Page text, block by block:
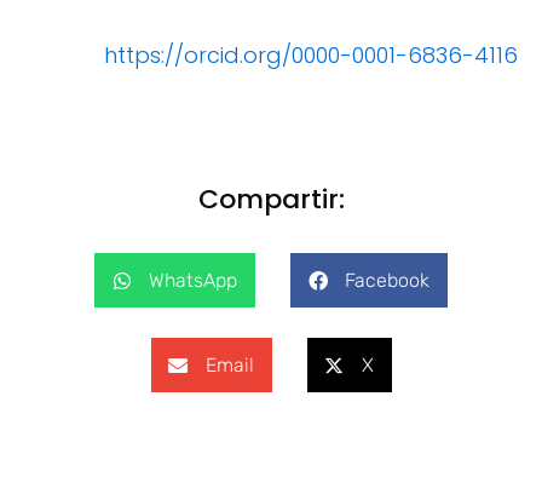
https://orcid.org/0000-0001-6836-4116
Compartir:
WhatsApp Facebook
Email X